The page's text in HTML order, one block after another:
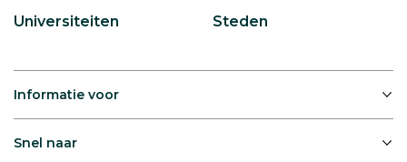
Universiteiten Steden
Informatie voor
Snel naar